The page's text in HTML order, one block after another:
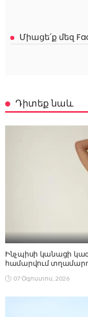
Միացե՛ք մեզ
Դիտեք նաև
Ինչպիսի կանացի
համարվում
07 Օգոստոս, 2026